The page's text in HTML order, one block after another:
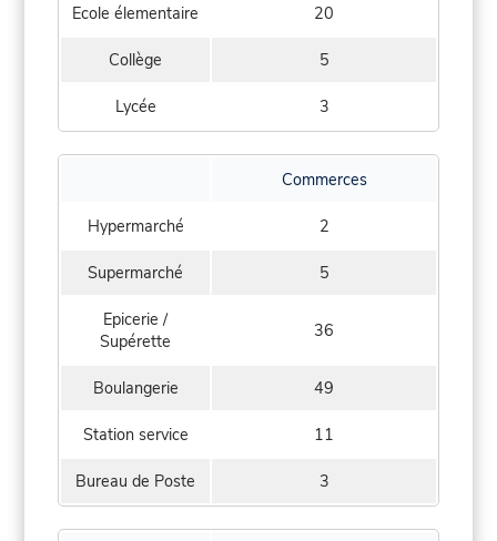
Ecole élementaire 20
Collège 5
Lycée 3
Commerces
Hypermarché 2
Supermarché 5
Epicerie /
Supérette
36
Boulangerie 49
Station service 11
Bureau de Poste 3